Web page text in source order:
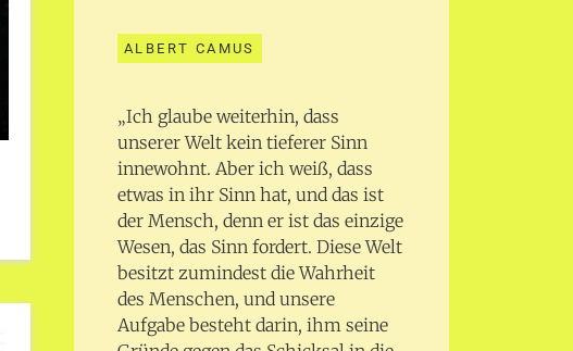
ALBERT CAMUS
„Ich glaube weiterhin, dass
unserer Welt kein tieferer Sinn
innewohnt. Aber ich weiß, dass
etwas in ihr Sinn hat, und das ist
der Mensch, denn er ist das einzige
Wesen, das Sinn fordert. Diese Welt
besitzt zumindest die Wahrheit
des Menschen, und unsere
Aufgabe besteht darin, ihm seine